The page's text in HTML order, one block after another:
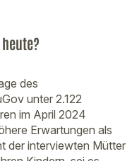
des
unter 2.122
im April 2024
Erwartungen als
der interviewten Mütter